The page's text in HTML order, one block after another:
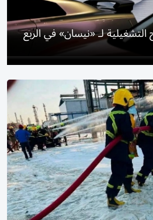
التشغيلية لـ «نيسان» في الربع